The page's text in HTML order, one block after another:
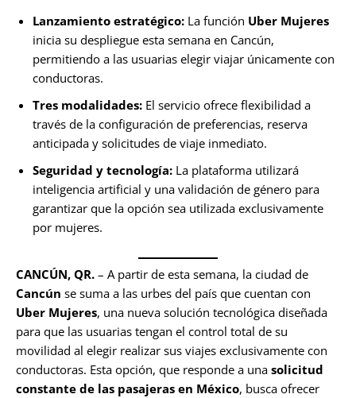
Lanzamiento estratégico: La función Uber Mujeres
inicia su despliegue esta semana en Cancún,
permitiendo a las usuarias elegir viajar únicamente con
conductoras.
Tres modalidades: El servicio ofrece flexibilidad a
través de la configuración de preferencias, reserva
anticipada y solicitudes de viaje inmediato.
Seguridad y tecnología: La plataforma utilizará
inteligencia artificial y una validación de género para
garantizar que la opción sea utilizada exclusivamente
por mujeres.
CANCÚN, QR. – A partir de esta semana, la ciudad de
Cancún se suma a las urbes del país que cuentan con
Uber Mujeres, una nueva solución tecnológica diseñada
para que las usuarias tengan el control total de su
movilidad al elegir realizar sus viajes exclusivamente con
conductoras. Esta opción, que responde a una solicitud
constante de las pasajeras en México, busca ofrecer